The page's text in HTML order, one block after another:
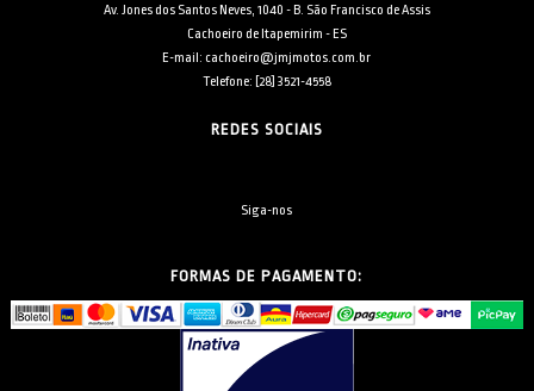
Av. Jones dos Santos Neves, 1040 - B. São Francisco de Assis
Cachoeiro de Itapemirim - ES
E-mail: cachoeiro@jmjmotos.com.br
Telefone: [28] 3521-4558
REDES SOCIAIS
Siga-nos
FORMAS DE PAGAMENTO: